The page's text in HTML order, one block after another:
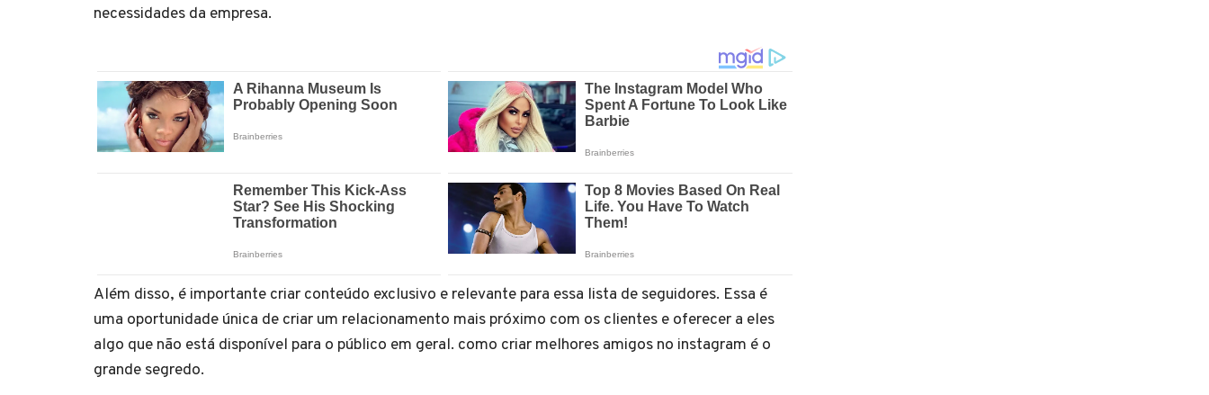
necessidades da empresa.
Além disso, é importante criar conteúdo exclusivo e relevante para essa lista de seguidores. Essa é
uma oportunidade única de criar um relacionamento mais próximo com os clientes e oferecer a eles
algo que não está disponível para o público em geral. como criar melhores amigos no instagram é o
grande segredo.